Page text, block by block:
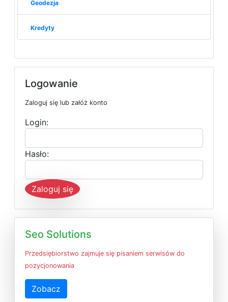
Geodezja
Kredyty
Logowanie
Zaloguj się lub załóż konto
Login:
Hasło:
Zaloguj się
Seo Solutions
Przedsiębiorstwo zajmuje się pisaniem serwisów do
pozycjonowania
Zobacz